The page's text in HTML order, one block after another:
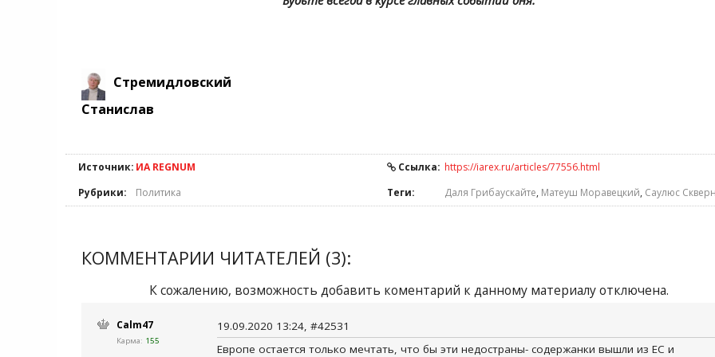
Стремидловский
Станислав
Источник: ИА REGNUM Ссылка: https://iarex.ru/articles/77556.html
Рубрики:
Политика Теги: Даля Грибаускайте, Матеуш Моравецкий, Саулюс
КОММЕНТАРИИ ЧИТАТЕЛЕЙ (3):
К сожалению, возможность добавить коментарий к данному материалу отключена.
Calm47
Карма: 155
19.09.2020 13:24, #42531
Европе остается только мечтать, что бы эти недостраны- содержанки вышли из ЕС и